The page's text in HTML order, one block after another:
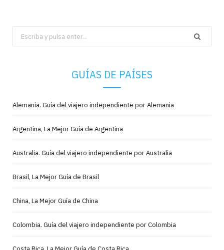
Search
for:
GUÍAS DE PAÍSES
Alemania. Guía del viajero independiente por Alemania
Argentina, La Mejor Guía de Argentina
Australia. Guía del viajero independiente por Australia
Brasil, La Mejor Guía de Brasil
China, La Mejor Guía de China
Colombia. Guía del viajero independiente por Colombia